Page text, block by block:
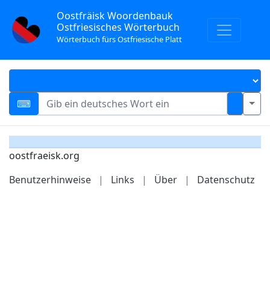
Oostfräisk Woordenbauk
Ostfriesisches Wörterbuch
Wörterbuch fürs Ostfriesische Platt
oostfraeisk.org
Benutzerhinweise
| Links | Über | Datenschutz